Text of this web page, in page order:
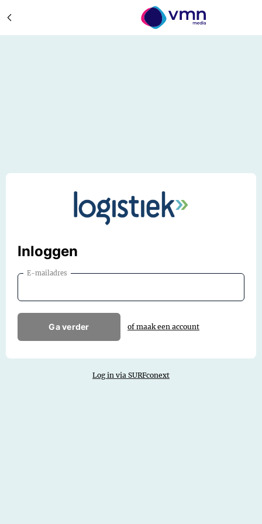
Inloggen
E-mailadres
Ga verder of maak een account
Log in via SURFconext